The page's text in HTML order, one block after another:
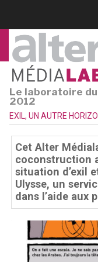
Le laboratoire
2012
EXIL, UN AUTRE
Cet Alter
coconstruction
situation d’exil
Ulysse, un
dans l’aide aux